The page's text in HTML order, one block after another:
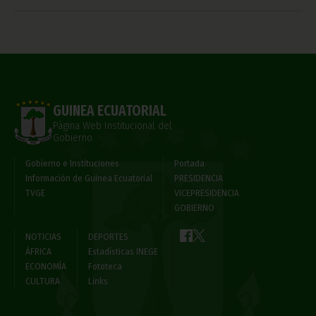
GUINEA ECUATORIAL
Página Web Institucional del
Gobierno
Gobierno e Instituciones
Información de Guinea Ecuatorial
TVGE
Portada
PRESIDENCIA
VICEPRESIDENCIA
GOBIERNO
NOTICIAS
ÁFRICA
ECONOMÍA
CULTURA
DEPORTES
Estadísticas INEGE
Fototeca
Links